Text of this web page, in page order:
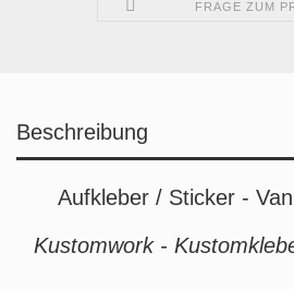
FRAGE ZUM
Beschreibung
Aufkleber / Sticker -
Kustomwork -